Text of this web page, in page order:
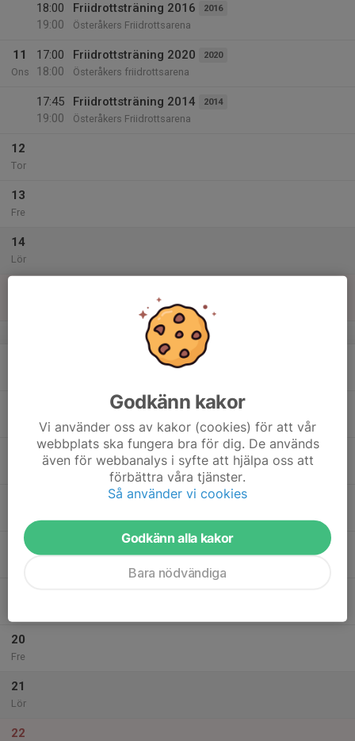
18:00
19:00
Friidrottsträning 2016 2016
Österåkers Friidrottsarena
11
Ons
17:00
18:00
Friidrottsträning 2020 2020
Österåkers friidrottsarena
17:45
19:00
Friidrottsträning 2014 2014
Österåkers Friidrottsarena
12
Tor
13
Fre
14
Lör
v.47
18:00
Friidrottsträning 2017:2 2017:2
Österåkers friidrottsarena
18:00
19:00
Friidrottsträning 2016
Österåkers Friidrottsarena
Friidrottsträning 2020 2020
Friidrottsträning 2014 2014
20
Fre
21
Lör
22
Godkänn kakor
Vi använder oss av kakor (cookies) för att vår
webbplats ska fungera bra för dig. De används
även för webbanalys i syfte att hjälpa oss att
förbättra våra tjänster.
Så använder vi cookies
Godkänn alla kakor
Bara nödvändiga